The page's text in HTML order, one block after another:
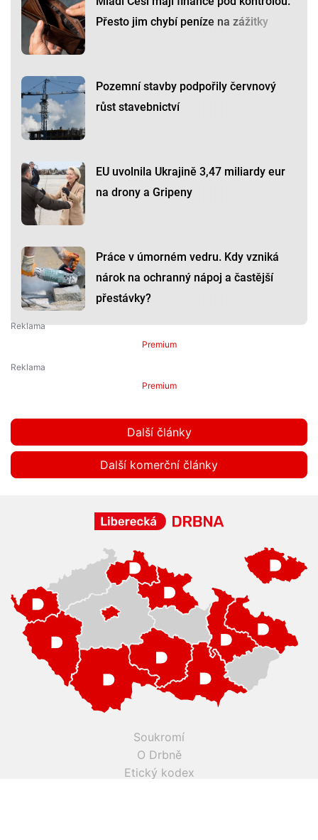
Přesto jim chybí peníze na zážitky
Pozemní stavby podpořily červnový
růst stavebnictví
EU uvolnila Ukrajině 3,47 miliardy eur
na drony a Gripeny
Práce v úmorném vedru. Kdy vzniká
nárok na ochranný nápoj a častější
přestávky?
Premium
Premium
Další články
Další komerční články
Soukromí
O Drbně
Etický kodex